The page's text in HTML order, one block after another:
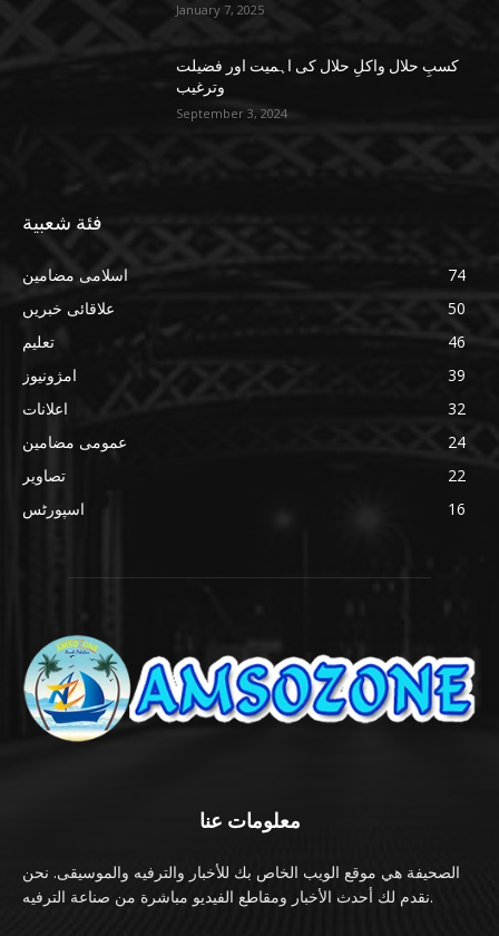
January 7, 2025
کسبِ حلال واکلِ حلال کی اہمیت اور فضیلت
وترغیب
September 3, 2024
فئة شعبية
اسلامی مضامین
74
علاقائی خبریں
50
تعلیم
46
امژونیوز
39
اعلانات
32
عمومی مضامین
24
تصاویر
22
اسپورٹس
16
معلومات عنا
الصحيفة هي موقع الويب الخاص بك للأخبار والترفيه والموسيقى. نحن
نقدم لك أحدث الأخبار ومقاطع الفيديو مباشرة من صناعة الترفيه.